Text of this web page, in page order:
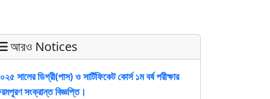
আরও Notices
সালের ডিগ্রী(পাস) ও সার্টিফিকেট কোর্স ১ম বর্ষ পরীক্ষার
সংক্রান্ত বিজ্ঞপ্তি।